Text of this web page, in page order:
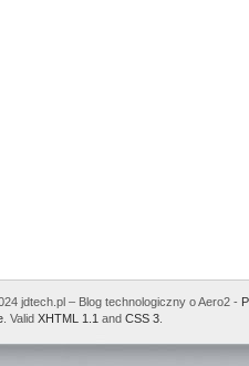
jdtech.pl – Blog technologiczny o Aero2 -
. Valid XHTML 1.1 and CSS 3